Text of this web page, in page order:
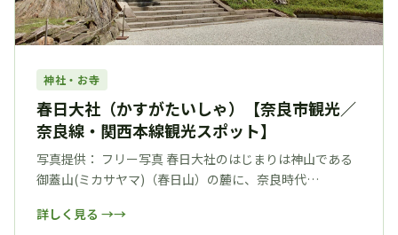
神社・お寺
春日大社（かすがたいしゃ）【奈良市観光／
奈良線・関西本線観光スポット】
写真提供： フリー写真 春日大社のはじまりは神山である
御蓋山(ミカサヤマ)（春日山）の麓に、奈良時代…
詳しく見る →